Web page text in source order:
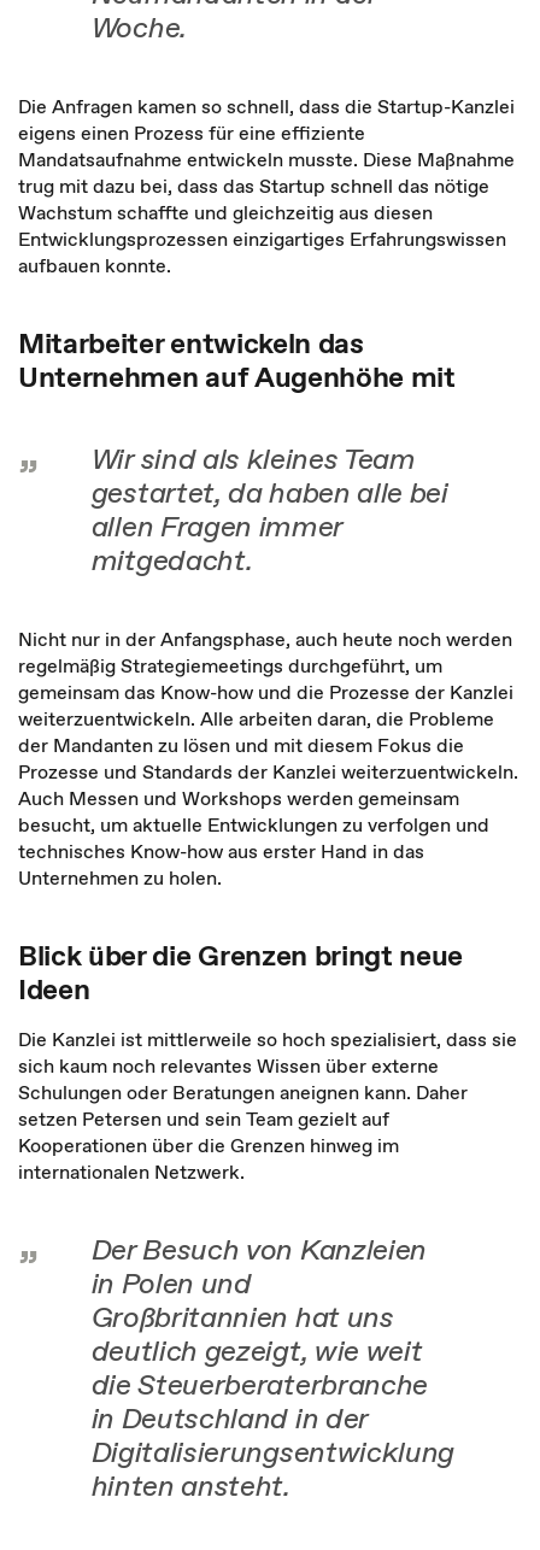
Woche.
Die Anfragen kamen so schnell, dass die Startup-Kanzlei
eigens einen Prozess für eine effiziente
Mandatsaufnahme entwickeln musste. Diese Maßnahme
trug mit dazu bei, dass das Startup schnell das nötige
Wachstum schaffte und gleichzeitig aus diesen
Entwicklungsprozessen einzigartiges Erfahrungswissen
aufbauen konnte.
Mitarbeiter entwickeln das
Unternehmen auf Augenhöhe mit
Wir sind als kleines Team
gestartet, da haben alle bei
allen Fragen immer
mitgedacht.
Nicht nur in der Anfangsphase, auch heute noch werden
regelmäßig Strategiemeetings durchgeführt, um
gemeinsam das Know-how und die Prozesse der Kanzlei
weiterzuentwickeln. Alle arbeiten daran, die Probleme
der Mandanten zu lösen und mit diesem Fokus die
Prozesse und Standards der Kanzlei weiterzuentwickeln.
Auch Messen und Workshops werden gemeinsam
besucht, um aktuelle Entwicklungen zu verfolgen und
technisches Know-how aus erster Hand in das
Unternehmen zu holen.
Blick über die Grenzen bringt neue
Ideen
Die Kanzlei ist mittlerweile so hoch spezialisiert, dass sie
sich kaum noch relevantes Wissen über externe
Schulungen oder Beratungen aneignen kann. Daher
setzen Petersen und sein Team gezielt auf
Kooperationen über die Grenzen hinweg im
internationalen Netzwerk.
Der Besuch von Kanzleien
in Polen und
Großbritannien hat uns
deutlich gezeigt, wie weit
die Steuerberaterbranche
in Deutschland in der
Digitalisierungsentwicklung
hinten ansteht.